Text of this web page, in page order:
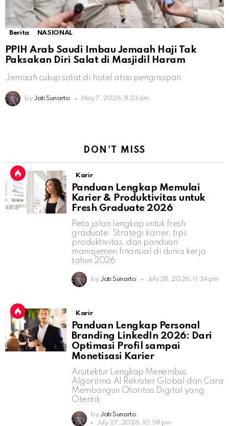
Berita NASIONAL
PPIH Arab Saudi Imbau Jemaah Haji Tak
Paksakan Diri Salat di Masjidil Haram
Jemaah cukup salat di hotel atau penginapan
by Jati Sunarto May 7, 2026, 8:33 am
DON'T MISS
Karir
Panduan Lengkap Memulai
Karier & Produktivitas untuk
Fresh Graduate 2026
Peta jalan lengkap untuk fresh
graduate: Strategi karier, tips
produktivitas, dan panduan
manajemen finansial di dunia kerja
tahun 2026.
by Jati Sunarto July 28, 2026, 11:34 pm
Karir
Panduan Lengkap Personal
Branding LinkedIn 2026: Dari
Optimasi Profil sampai
Monetisasi Karier
Arsitektur Lengkap Menembus
Algoritma AI Rekruter Global dan Cara
Membangun Otoritas Digital yang
Otentik
by Jati Sunarto
July 27, 2026, 10:59 pm